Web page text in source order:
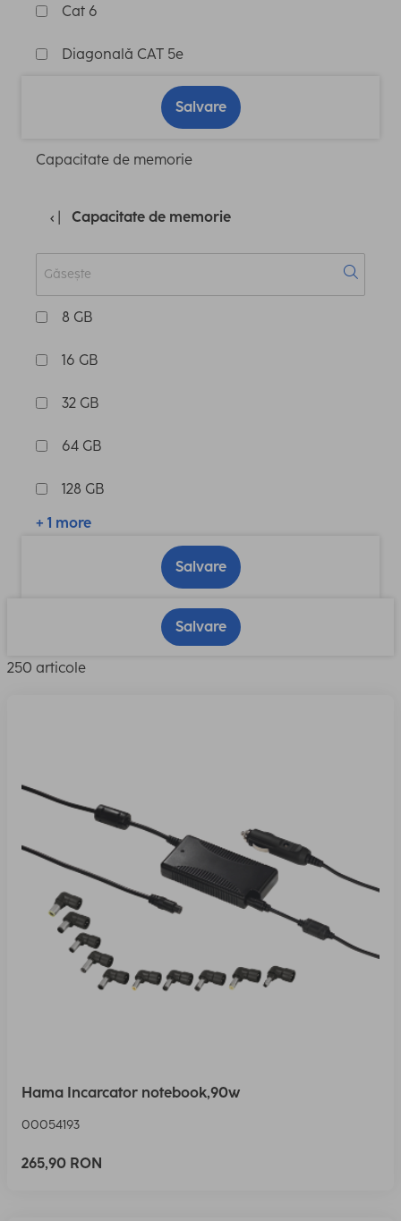
Cat 6
Diagonală CAT 5e
Salvare
Capacitate de memorie
Capacitate de memorie
8 GB
16 GB
32 GB
64 GB
128 GB
+ 1 more
Salvare
Salvare
250 articole
Hama Incarcator notebook,90w
00054193
265,90 RON